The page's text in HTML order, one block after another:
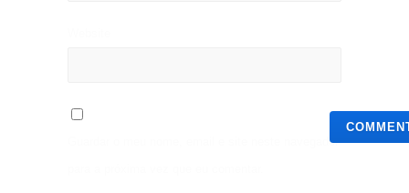
Guardar o meu nome, email e site neste navegador